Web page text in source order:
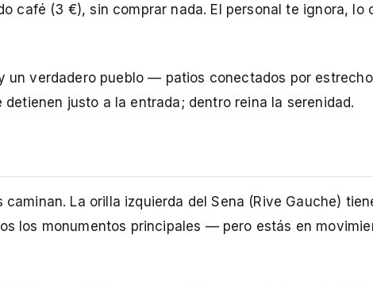
café (3 €), sin comprar nada. El personal te ignora, lo
un verdadero pueblo — patios conectados por
justo a la entrada; dentro reina la serenidad.
La orilla izquierda del Sena (Rive Gauche)
los monumentos principales — pero estás en